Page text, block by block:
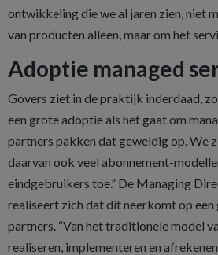
ontwikkeling die we al jaren zien, niet
van producten alleen, maar om het
Adoptie managed
Govers ziet in de praktijk inderdaad,
een grote adoptie als het gaat om
partners pakken dat geweldig op. We
daarvan ook veel abonnement-
eindgebruikers toe.” De Managing
realiseert zich dat dit neerkomt op
partners. “Van het traditionele model
realiseren, implementeren en